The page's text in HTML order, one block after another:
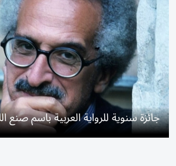
جائزة سنوية للرواية العربية باسم صنع